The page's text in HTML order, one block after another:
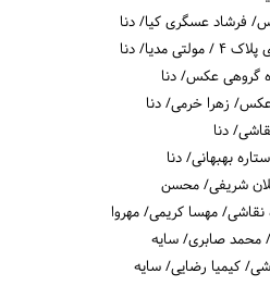
دنا
گروهی عکس/ دنا
عکس/ زهرا خرمی/ دنا
دنا
بهبهانی/ دنا
شریفی/ محسن
مهسا کریمی/ مهروا
محمد صابری/ سایه
کیمیا رضایی/ سایه